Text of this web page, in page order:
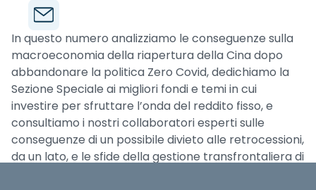
In questo numero analizziamo le conseguenze sulla
macroeconomia della riapertura della Cina dopo
abbandonare la politica Zero Covid, dedichiamo la
Sezione Speciale ai migliori fondi e temi in cui
investire per sfruttare l’onda del reddito fisso, e
consultiamo i nostri collaboratori esperti sulle
conseguenze di un possibile divieto alle retrocessioni,
da un lato, e le sfide della gestione transfrontaliera di